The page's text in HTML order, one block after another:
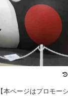
【本ページはプロモー